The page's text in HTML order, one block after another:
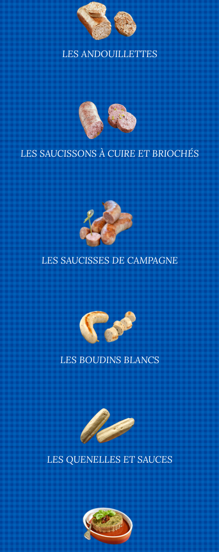
LES ANDOUILLETTES
LES SAUCISSONS À CUIRE ET BRIOCHÉS
LES SAUCISSES DE CAMPAGNE
LES BOUDINS BLANCS
LES QUENELLES ET SAUCES